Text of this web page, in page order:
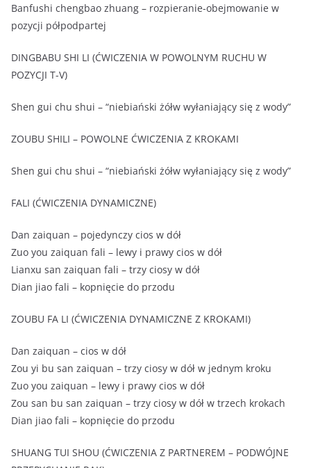
Banfushi chengbao zhuang – rozpieranie-obejmowanie w
pozycji półpodpartej
DINGBABU SHI LI (ĆWICZENIA W POWOLNYM RUCHU W
POZYCJI T-V)
Shen gui chu shui – “niebiański żółw wyłaniający się z wody”
ZOUBU SHILI – POWOLNE ĆWICZENIA Z KROKAMI
Shen gui chu shui – “niebiański żółw wyłaniający się z wody”
FALI (ĆWICZENIA DYNAMICZNE)
Dan zaiquan – pojedynczy cios w dół
Zuo you zaiquan fali – lewy i prawy cios w dół
Lianxu san zaiquan fali – trzy ciosy w dół
Dian jiao fali – kopnięcie do przodu
ZOUBU FA LI (ĆWICZENIA DYNAMICZNE Z KROKAMI)
Dan zaiquan – cios w dół
Zou yi bu san zaiquan – trzy ciosy w dół w jednym kroku
Zuo you zaiquan – lewy i prawy cios w dół
Zou san bu san zaiquan – trzy ciosy w dół w trzech krokach
Dian jiao fali – kopnięcie do przodu
SHUANG TUI SHOU (ĆWICZENIA Z PARTNEREM – PODWÓJNE